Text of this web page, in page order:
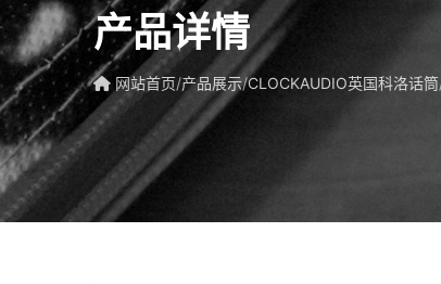
产品详情
网站首页/产品展示/CLOCKAUDIO英国科洛话筒